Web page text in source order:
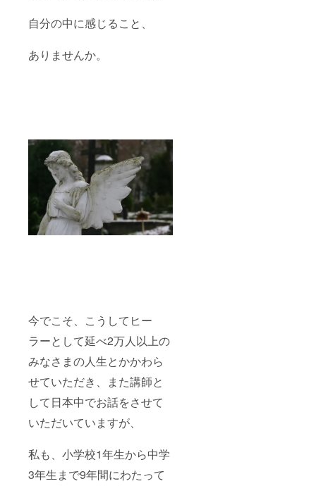
自分の中に感じること、
ありませんか。
今でこそ、こうしてヒー
ラーとして延べ2万人以上の
みなさまの人生とかかわら
せていただき、また講師と
して日本中でお話をさせて
いただいていますが、
私も、小学校1年生から中学
3年生まで9年間にわたって